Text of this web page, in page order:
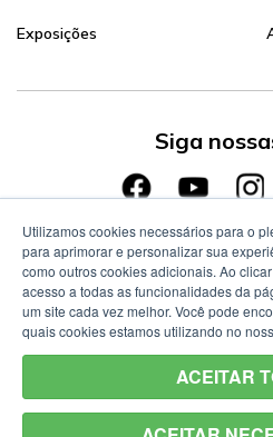
Exposições
Siga
Utilizamos cookies necessários para o
para aprimorar e personalizar sua
como outros cookies adicionais. Ao
acesso a todas as funcionalidades da
um site cada vez melhor. Você pode
quais cookies estamos utilizando no
ACEITAR